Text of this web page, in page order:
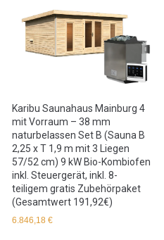
Karibu Saunahaus Mainburg 4
mit Vorraum – 38 mm
naturbelassen Set B (Sauna B
2,25 x T 1,9 m mit 3 Liegen
57/52 cm) 9 kW Bio-Kombiofen
inkl. Steuergerät, inkl. 8-
teiligem gratis Zubehörpaket
(Gesamtwert 191,92€)
6.846,18€